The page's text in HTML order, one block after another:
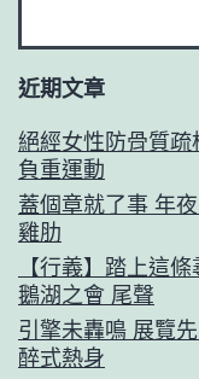
近期文章
絕經女性防骨質
負重運動
蓋個章就了事 年
雞肋
【行義】踏上這
鵝湖之會 尾聲
引擎未轟鳴 展覽
醉式熱身